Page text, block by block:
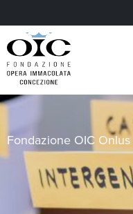
Fondazione OIC Onlus